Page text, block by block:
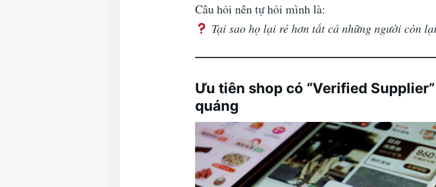
Câu hỏi nên tự hỏi mình là:
Tại sao họ lại rẻ hơn tất cả những người còn
Ưu tiên shop có “Verified
quáng